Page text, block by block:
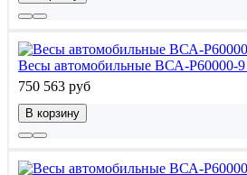
Весы автомобильные ВСА-Р60000-
750 563 руб
В корзину